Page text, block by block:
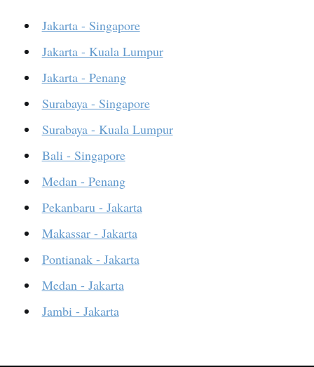
Jakarta - Singapore
Jakarta - Kuala Lumpur
Jakarta - Penang
Surabaya - Singapore
Surabaya - Kuala Lumpur
Bali - Singapore
Medan - Penang
Pekanbaru - Jakarta
Makassar - Jakarta
Pontianak - Jakarta
Medan - Jakarta
Jambi - Jakarta